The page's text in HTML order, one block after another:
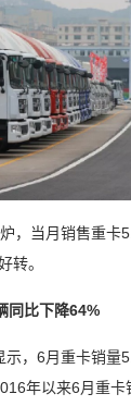
，当月销售重卡
转。
同比下降64%
，6月重卡销量
年以来6月重